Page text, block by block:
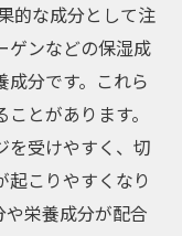
的な成分として注
ゲンなどの保湿成
分です。これら
とがあります。
を受けやすく、切
起こりやすくなり
や栄養成分が配合